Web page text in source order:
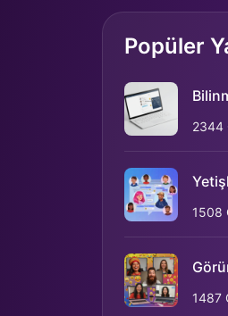
Popüler
2344
1508
1487